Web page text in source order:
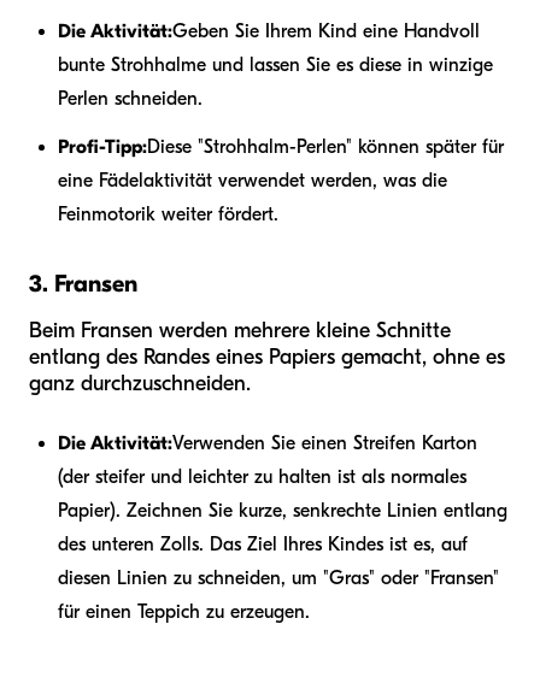
Die Aktivität:Geben Sie Ihrem Kind eine Handvoll
bunte Strohhalme und lassen Sie es diese in winzige
Perlen schneiden.
Profi-Tipp:Diese "Strohhalm-Perlen" können später für
eine Fädelaktivität verwendet werden, was die
Feinmotorik weiter fördert.
3. Fransen
Beim Fransen werden mehrere kleine Schnitte
entlang des Randes eines Papiers gemacht, ohne es
ganz durchzuschneiden.
Die Aktivität:Verwenden Sie einen Streifen Karton
(der steifer und leichter zu halten ist als normales
Papier). Zeichnen Sie kurze, senkrechte Linien entlang
des unteren Zolls. Das Ziel Ihres Kindes ist es, auf
diesen Linien zu schneiden, um "Gras" oder "Fransen"
für einen Teppich zu erzeugen.